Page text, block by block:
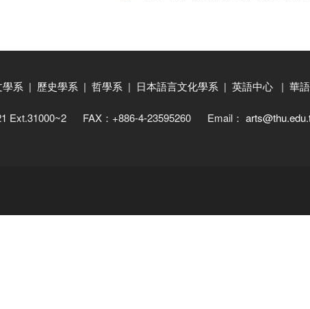
系 | 歷史學系 | 哲學系 | 日本語言文化學系 | 英語中心 | 華
Ext.31000~2 FAX：+886-4-23595260 Email：